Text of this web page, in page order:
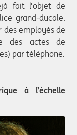
fait l’objet de
grand-ducale.
des employés de
des actes de
par téléphone.
à l’échelle